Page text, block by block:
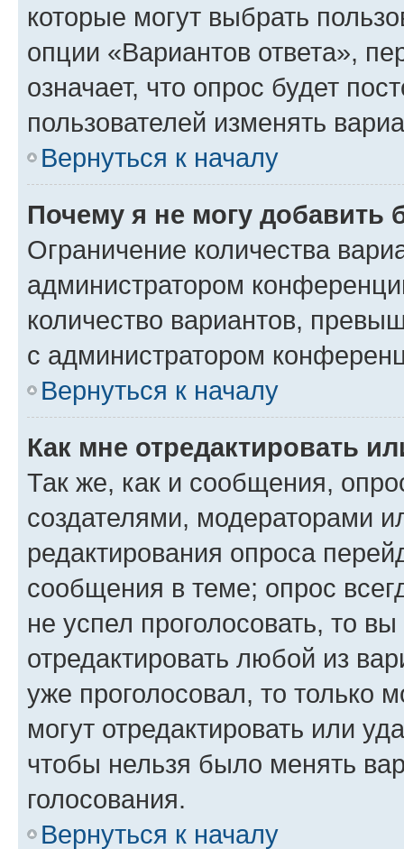
которые могут выбрать
опции «Вариантов ответа»,
означает, что опрос будет
пользователей изменять
Вернуться к началу
Почему я не могу добавить
Ограничение количества
администратором
количество вариантов,
с администратором
Вернуться к началу
Как мне отредактировать
Так же, как и сообщения,
создателями, модераторами
редактирования опроса
сообщения в теме; опрос
не успел проголосовать, то
отредактировать любой из
уже проголосовал, то только
могут отредактировать или
чтобы нельзя было менять
голосования.
Вернуться к началу